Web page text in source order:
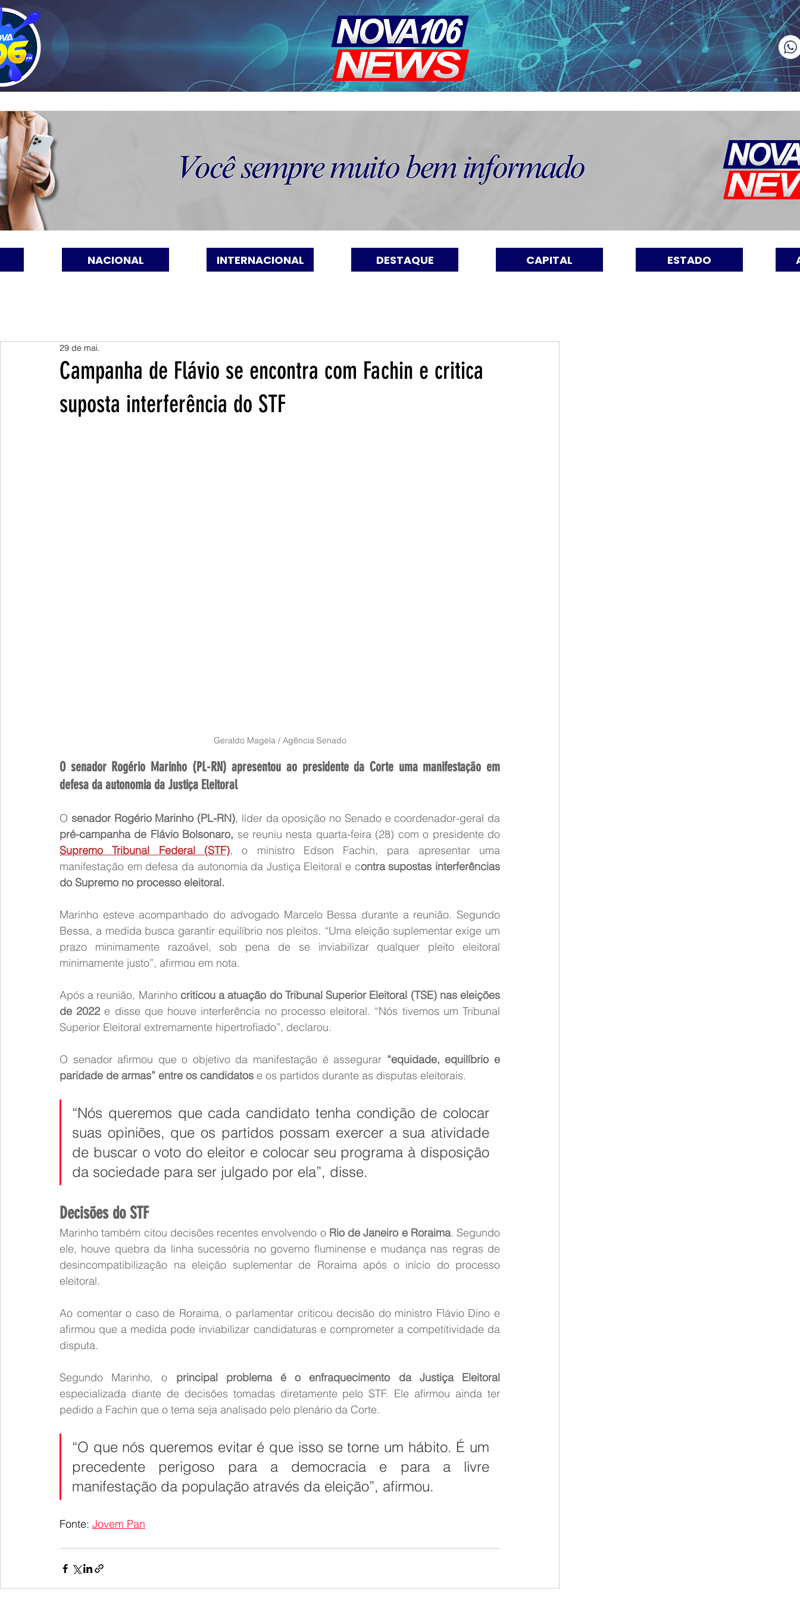
NACIONAL INTERNACIONAL DESTAQUE CAPITAL ESTADO
Campanha de Flávio se encontra com Fachin e critica
suposta interferência do STF
29 de mai.
Geraldo Magela / Agência Senado
O senador Rogério Marinho (PL-RN) apresentou ao presidente da Corte uma manifestação em
defesa da autonomia da Justiça Eleitoral
O senador Rogério Marinho (PL-RN)
pré-campanha de Flávio Bolsonaro,
Supremo Tribunal Federal (STF), o ministro Edson Fachin, para apresentar uma
manifestação em defesa da autonomia da Justiça Eleitoral e contra supostas interferências
do Supremo no processo eleitoral.
Marinho esteve acompanhado do advogado Marcelo Bessa durante a reunião. Segundo
Bessa, a medida busca garantir equilíbrio nos pleitos. “Uma eleição suplementar exige um
prazo minimamente razoável, sob pena de se inviabilizar qualquer pleito eleitoral
minimamente justo”, afirmou em nota.
Após a reunião, Marinho criticou a atuação do Tribunal Superior Eleitoral (TSE) nas eleições
de 2022 e disse que houve interferência no processo eleitoral. “Nós tivemos um Tribunal
Superior Eleitoral extremamente hipertrofiado”, declarou.
O senador afirmou que o objetivo da manifestação é assegurar “equidade, equilíbrio e
paridade de armas” entre os candidatos e os partidos durante as disputas eleitorais.
“Nós queremos que cada candidato tenha condição de colocar
suas opiniões, que os partidos possam exercer a sua atividade
de buscar o voto do eleitor e colocar seu programa à disposição
da sociedade para ser julgado por ela”, disse.
Decisões do STF
Marinho também citou decisões recentes envolvendo o Rio de Janeiro e Roraima. Segundo
ele, houve quebra da linha sucessória no governo fluminense e mudança nas regras de
desincompatibilização na eleição suplementar de Roraima após o início do processo
eleitoral.
Ao comentar o caso de Roraima, o parlamentar criticou decisão do ministro Flávio Dino e
afirmou que a medida pode inviabilizar candidaturas e comprometer a competitividade da
disputa.
Segundo Marinho, o principal problema é o enfraquecimento da Justiça Eleitoral
especializada diante de decisões tomadas diretamente pelo STF. Ele afirmou ainda ter
pedido a Fachin que o tema seja analisado pelo plenário da Corte.
“O que nós queremos evitar é que isso se torne um hábito. É um
precedente perigoso para a democracia e para a livre
manifestação da população através da eleição”, afirmou.
Fonte: Jovem Pan